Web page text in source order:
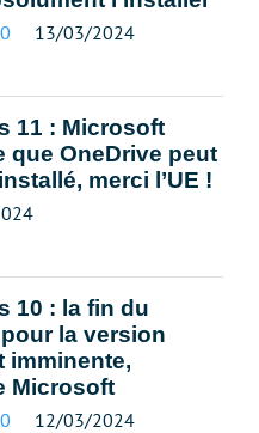
13/03/2024
11 : Microsoft
que OneDrive peut
merci l’UE !
10 : la fin du
la version
imminente,
Microsoft
12/03/2024